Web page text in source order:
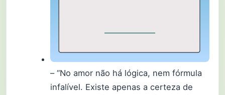
– “No amor não há lógica, nem fórmula
infalível. Existe apenas a certeza de